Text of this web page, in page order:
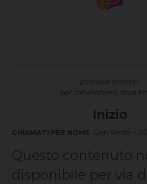
possibile scaletta
per l’animazione della
Inizio
CHIAMATI PER NOME (Gen Verde –
Questo contenuto
disponibile per via